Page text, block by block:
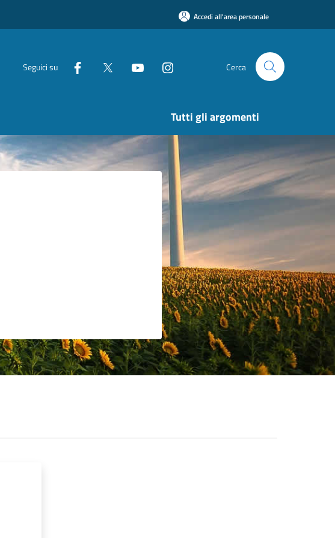
Accedi all'area personale
Seguici su Cerca
Tutti gli argomenti